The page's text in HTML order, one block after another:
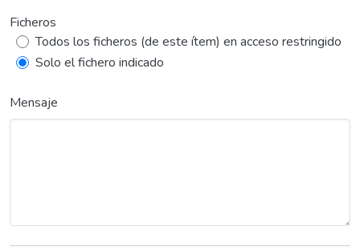
Ficheros
Todos los ficheros (de este ítem) en acceso restringido
Solo el fichero indicado
Mensaje